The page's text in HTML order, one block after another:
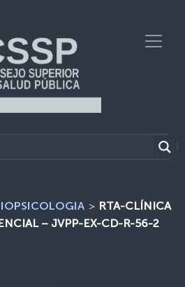
> RTA-CLÍNICA
– JVPP-EX-CD-R-56-2